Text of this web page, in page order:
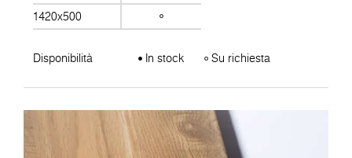
1420x500
Disponibilità In stock Su richiesta